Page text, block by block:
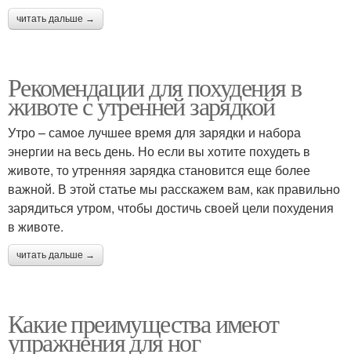
читать дальше →
Рекомендации для похудения в
животе с утренней зарядкой
Утро – самое лучшее время для зарядки и набора
энергии на весь день. Но если вы хотите похудеть в
животе, то утренняя зарядка становится еще более
важной. В этой статье мы расскажем вам, как правильно
зарядиться утром, чтобы достичь своей цели похудения
в животе.
читать дальше →
Какие преимущества имеют
упражнения для ног